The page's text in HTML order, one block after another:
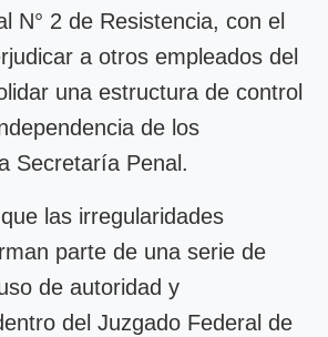
N° 2 de Resistencia, con el
a otros empleados del
una estructura de control
de los
Secretaría Penal.
las irregularidades
parte de una serie de
de autoridad y
del Juzgado Federal de